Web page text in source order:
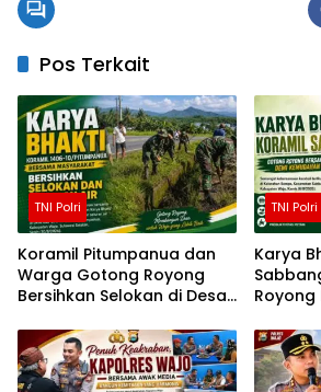
Pos Terkait
TNI Polri
Koramil Pitumpanua dan
Warga Gotong Royong
Bersihkan Selokan di Desa
TNI Polri
Karya